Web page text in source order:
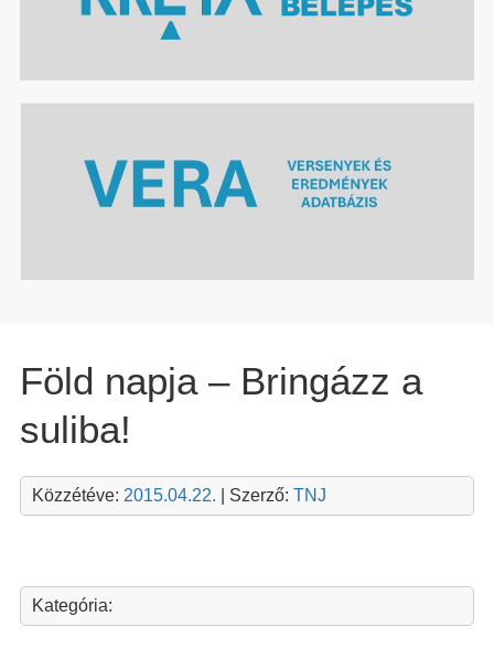
Föld napja – Bringázz a
suliba!
Közzétéve: 2015.04.22. | Szerző: TNJ
Kategória: